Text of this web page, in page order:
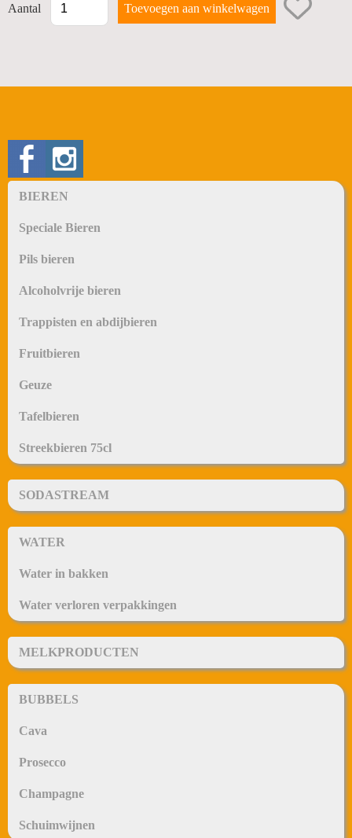
SNACKS
BIEREN
Speciale Bieren
Pils bieren
Alcoholvrije bieren
Trappisten en abdijbieren
Fruitbieren
Geuze
Tafelbieren
Streekbieren 75cl
SODASTREAM
WATER
Water in bakken
Water verloren verpakkingen
MELKPRODUCTEN
BUBBELS
Cava
Prosecco
Champagne
Schuimwijnen
Aantal